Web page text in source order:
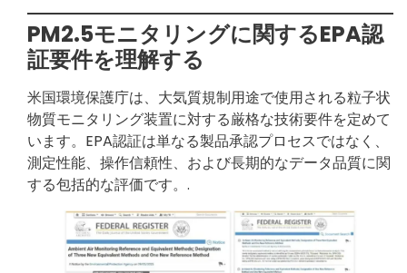
PM2.5モニタリングに関するEPA認
証要件を理解する
米国環境保護庁は、大気質規制用途で使用される粒子状
物質モニタリング装置に対する厳格な技術要件を定めて
います。EPA認証は単なる製品承認プロセスではなく、
測定性能、操作信頼性、および長期的なデータ品質に関
する包括的な評価です。.